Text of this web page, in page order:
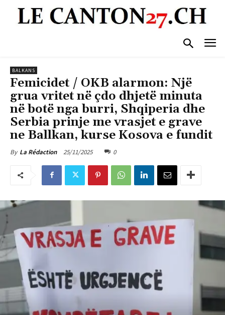
BALKANS
Femicidet / OKB alarmon: Një
grua vritet në çdo dhjetë minuta
në botë nga burri, Shqiperia dhe
Serbia prinje me vrasjet e grave
ne Ballkan, kurse Kosova e fundit
By La Rédaction 25/11/2025 0